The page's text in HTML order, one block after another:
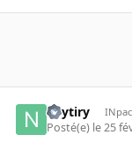
neytiry
Posté(e) le 25